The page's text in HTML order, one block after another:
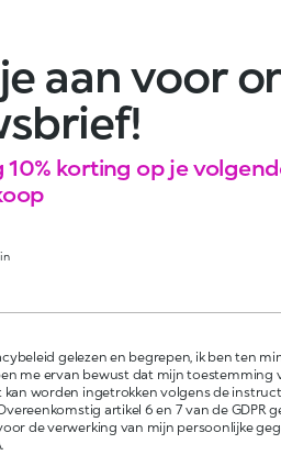
aan voor
10% korting op je
gelezen en begrepen, ik ben ten
me ervan bewust dat mijn toestemming
worden ingetrokken volgens de
artikel 6 en 7 van de GDPR
de verwerking van mijn persoonlijke